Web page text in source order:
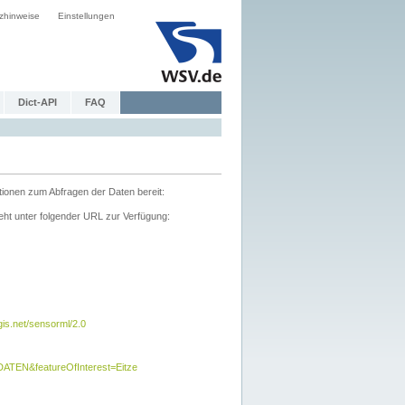
Einstellungen
Dict-API FAQ
zum Abfragen der Daten bereit:
unter folgender URL zur Verfügung:
sensorml/2.0